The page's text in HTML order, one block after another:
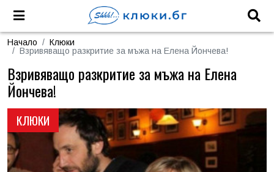
Начало
Клюки
Взривяващо разкритие за мъжа на Елена Йончева!
КЛЮКИ
Взривяващо разкритие за мъжа на Елена
Йончева!